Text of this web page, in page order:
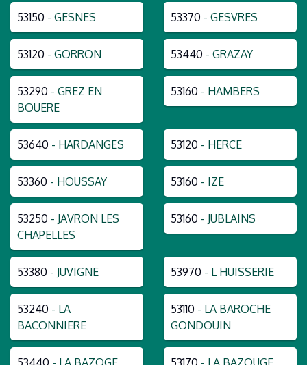
53150 - GESNES 53370 - GESVRES
53120 - GORRON 53440 - GRAZAY
53290 - GREZ EN
BOUERE
53160 - HAMBERS
53640 - HARDANGES 53120 - HERCE
53360 - HOUSSAY 53160 - IZE
53250 - JAVRON LES
CHAPELLES
53160 - JUBLAINS
53380 - JUVIGNE 53970 - L HUISSERIE
53240 - LA
BACONNIERE
53110 - LA BAROCHE
GONDOUIN
53440 - LA BAZOGE
53170 - LA BAZOUGE